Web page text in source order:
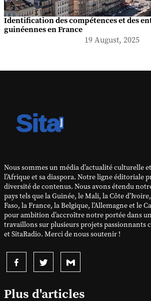
Identification des compétences et des
guinéennes en France
19 August, 2025
Nous sommes un média d’actualité culturelle
l’Afrique et sa diaspora. Notre ligne éditoriale
diversité de contenus. Nous avons étendu
pays tels que la Guinée, le Mali, la Côte
Faso, la France, la Belgique, l’Allemagne et le
pour ambition d’accroître notre portée dans
travaillons sur plusieurs projets passionnants
et SitaRadio. Merci de nous soutenir !
Plus d'articles